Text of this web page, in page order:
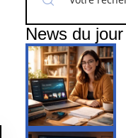
News du jour